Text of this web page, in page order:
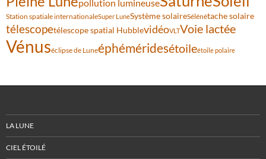
pollution lumineuse
Station spatiale internationaleSuper LuneSystème solaireSélénétache solaire
télescopetélescope spatial HubblevidéoVLTVoie lactée
Vénuséclipse de Luneéphéméridesétoileétoile polaire
LA LUNE
CIEL ÉTOILÉ